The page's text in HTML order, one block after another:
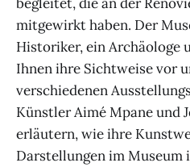
mitgewirkt haben. Der
Historiker, ein Archäologe
Ihnen ihre Sichtweise vor
verschiedenen
Künstler Aimé Mpane und
erläutern, wie ihre
Darstellungen im Museum